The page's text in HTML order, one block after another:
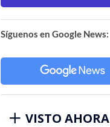
Síguenos en Google News:
VISTO AHORA